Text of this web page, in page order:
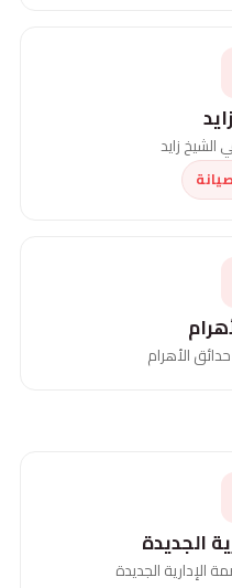
الشيخ زايد
الأهرام
الجديدة
الإدارية الجديدة